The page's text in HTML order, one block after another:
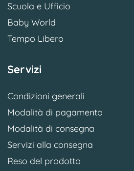
Scuola e Ufficio
Baby World
Tempo Libero
Servizi
Condizioni generali
Modalità di pagamento
Modalità di consegna
Servizi alla consegna
Reso del prodotto